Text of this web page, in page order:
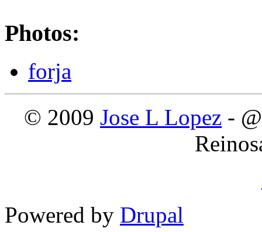
Photos:
forja
© 2009 Jose L Lopez -
Powered by Drupal